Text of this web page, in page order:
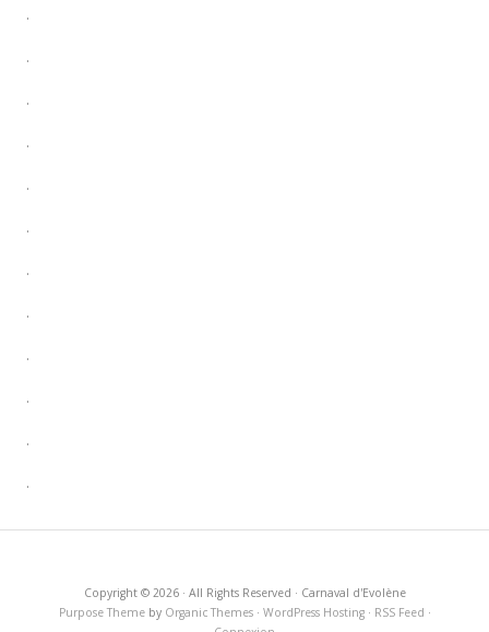
.
.
.
.
.
.
.
.
.
.
.
.
Copyright © 2026 · All Rights Reserved · Carnaval d'Evolène
Purpose Themeby Organic Themes· WordPress Hosting· RSS Feed ·